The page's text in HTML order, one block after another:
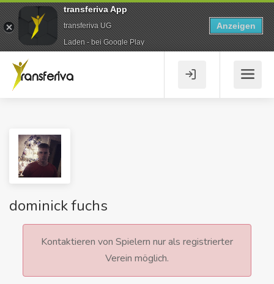
dominick fuchs
Kontaktieren von Spielern nur als registrierter
Verein möglich.
transferiva App
transferiva UG
Laden - bei Google Play
Anzeigen